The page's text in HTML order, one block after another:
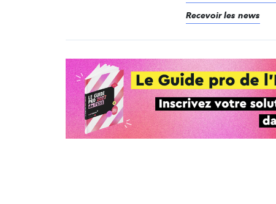
Recevoir les news